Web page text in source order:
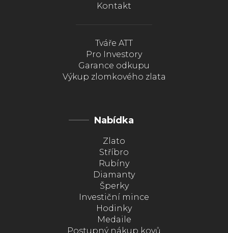
Kontakt
Tváře ATT
Pro Investory
Garance odkupu
Výkup zlomkového zlata
Nabídka
Zlato
Stříbro
Rubíny
Diamanty
Šperky
Investiční mince
Hodinky
Medaile
Postupný nákup kovů